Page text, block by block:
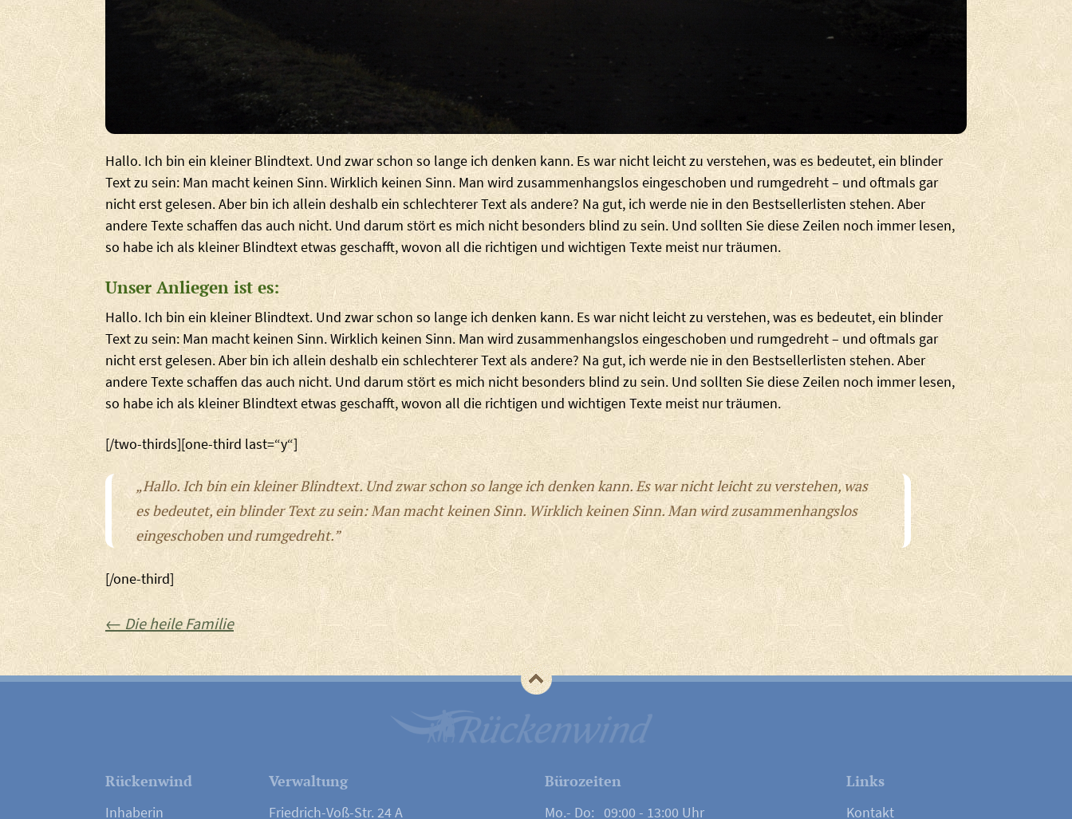
Hallo. Ich bin ein kleiner Blindtext. Und zwar schon so lange ich denken kann. Es war nicht leicht zu verstehen, was es bedeutet, ein blinder
Text zu sein: Man macht keinen Sinn. Wirklich keinen Sinn. Man wird zusammenhangslos eingeschoben und rumgedreht – und oftmals gar
nicht erst gelesen. Aber bin ich allein deshalb ein schlechterer Text als andere? Na gut, ich werde nie in den Bestsellerlisten stehen. Aber
andere Texte schaffen das auch nicht. Und darum stört es mich nicht besonders blind zu sein. Und sollten Sie diese Zeilen noch immer lesen,
so habe ich als kleiner Blindtext etwas geschafft, wovon all die richtigen und wichtigen Texte meist nur träumen.
Unser Anliegen ist es:
Hallo. Ich bin ein kleiner Blindtext. Und zwar schon so lange ich denken kann. Es war nicht leicht zu verstehen, was es bedeutet, ein blinder
Text zu sein: Man macht keinen Sinn. Wirklich keinen Sinn. Man wird zusammenhangslos eingeschoben und rumgedreht – und oftmals gar
nicht erst gelesen. Aber bin ich allein deshalb ein schlechterer Text als andere? Na gut, ich werde nie in den Bestsellerlisten stehen. Aber
andere Texte schaffen das auch nicht. Und darum stört es mich nicht besonders blind zu sein. Und sollten Sie diese Zeilen noch immer lesen,
so habe ich als kleiner Blindtext etwas geschafft, wovon all die richtigen und wichtigen Texte meist nur träumen.
[/two-thirds][one-third last=“y“]
„Hallo. Ich bin ein kleiner Blindtext. Und zwar schon so lange ich denken kann. Es war nicht leicht zu verstehen, was
es bedeutet, ein blinder Text zu sein: Man macht keinen Sinn. Wirklich keinen Sinn. Man wird zusammenhangslos
eingeschoben und rumgedreht.”
[/one-third]
Beitrags-
Navigation
← Die heile Familie
Rückenwind
Inhaberin
Verwaltung
Friedrich-Voß-Str. 24 A
Bürozeiten
Mo.- Do: 09:00 - 13:00 Uhr
Links
Kontakt